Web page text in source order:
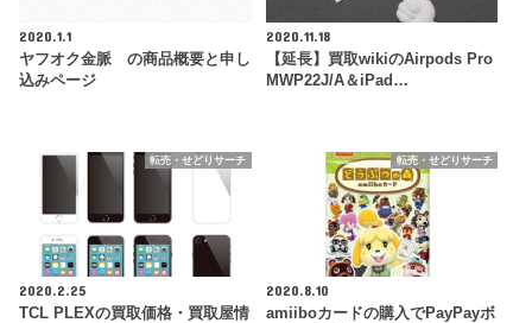
2020.1.1
ヤフオク金脈 の商品概要と申し
込みページ
2020.11.18
【延長】買取wikiのAirpods Pro
MWP22J/A＆iPad…
転売・せどりサーチ
2020.2.25
TCL PLEXの買取価格・買取屋情
転売・せどりサーチ
2020.8.10
amiiboカードの購入でPayPayボ